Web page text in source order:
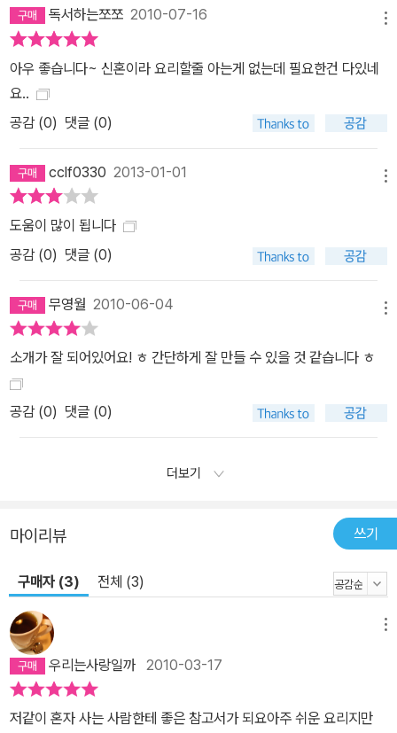
독서하는쪼쪼 2010-07-16
아우 좋습니다~ 신혼이라 요리할줄 아는게 없는데 필요한건 다있네
요..
공감 (0) 댓글 (0)
cclf0330 2013-01-01
도움이 많이 됩니다
공감 (0) 댓글 (0)
무영월 2010-06-04
소개가 잘 되어있어요! ㅎ 간단하게 잘 만들 수 있을 것 같습니다 ㅎ
공감 (0) 댓글 (0)
더보기
마이리뷰 쓰기
구매자 (3) 전체 (3)
우리는사랑일까 2010-03-17
저같이 혼자 사는 사람한테 좋은 참고서가 되요아주 쉬운 요리지만